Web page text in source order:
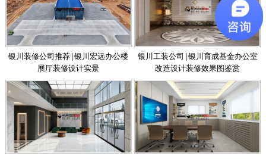
银川装修公司推荐|银川宏远办公楼
展厅装修设计实景
银川工装公司|银川育成基金办公室
改造设计装修效果图鉴赏